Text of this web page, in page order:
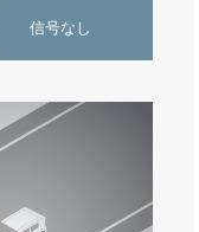
信号なし